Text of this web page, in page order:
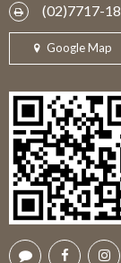
(02)7717-
Google Map